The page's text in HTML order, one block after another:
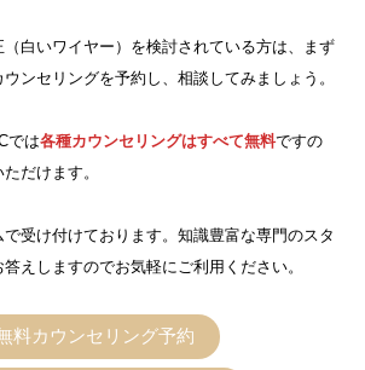
白いワイヤー）を検討されている方は、まず
ンセリングを予約し、相談してみましょう。
では各種カウンセリングはすべて無料ですの
だけます。
受け付けております。知識豊富な専門のスタ
えしますのでお気軽にご利用ください。
料カウンセリング予約